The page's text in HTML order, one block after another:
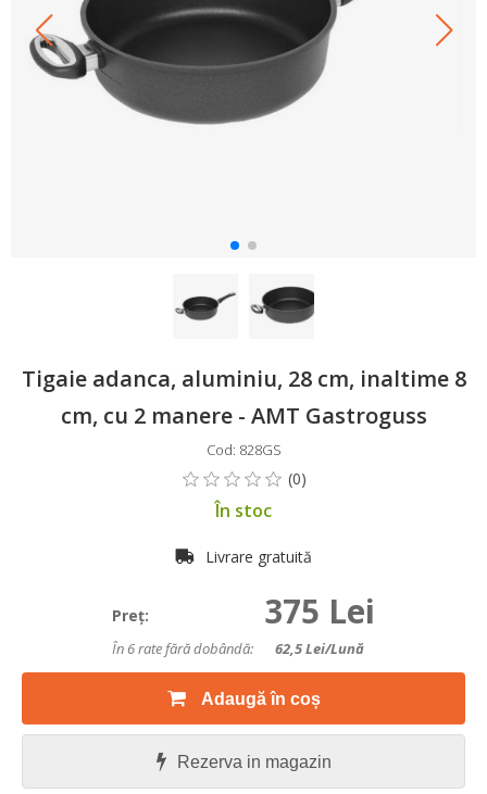
Tigaie adanca, aluminiu, 28 cm, inaltime 8
cm, cu 2 manere - AMT Gastroguss
Cod: 828GS
În stoc
Livrare gratuită
Preţ: 375 Lei
În 6 rate fără dobândă: 62,5Lei/lună
Adaugă în coș
Rezerva in magazin